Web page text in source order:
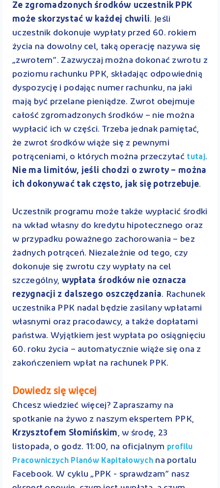
Ze zgromadzonych środków uczestnik PPK
może skorzystać w każdej chwili. Jeśli
uczestnik dokonuje wypłaty przed 60. rokiem
życia na dowolny cel, taką operację nazywa się
„zwrotem”. Zazwyczaj można dokonać zwrotu z
poziomu rachunku PPK, składając odpowiednią
dyspozycję i podając numer rachunku, na jaki
mają być przelane pieniądze. Zwrot obejmuje
całość zgromadzonych środków – nie można
wypłacić ich w części. Trzeba jednak pamiętać,
że zwrot środków wiąże się z pewnymi
potrąceniami, o których można przeczytać tutaj.
Nie ma limitów, jeśli chodzi o zwroty – można
ich dokonywać tak często, jak się potrzebuje.
Uczestnik programu może także wypłacić środki
na wkład własny do kredytu hipotecznego oraz
w przypadku poważnego zachorowania – bez
żadnych potrąceń. Niezależnie od tego, czy
dokonuje się zwrotu czy wypłaty na cel
szczególny, wypłata środków nie oznacza
rezygnacji z dalszego oszczędzania. Rachunek
uczestnika PPK nadal będzie zasilany wpłatami
własnymi oraz pracodawcy, a także dopłatami
państwa. Wyjątkiem jest wypłata po osiągnięciu
60. roku życia – automatycznie wiąże się ona z
zakończeniem wpłat na rachunek PPK.
Dowiedz się więcej
Chcesz wiedzieć więcej? Zapraszamy na
spotkanie na żywo z naszym ekspertem PPK,
Krzysztofem Słomińskim, w środę, 23
listopada, o godz. 11:00, na oficjalnym profilu
Pracowniczych Planów Kapitałowychna portalu
Facebook. W cyklu „PPK - sprawdzam” nasz